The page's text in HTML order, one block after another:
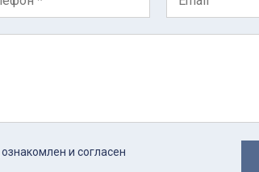
ознакомлен и согласен